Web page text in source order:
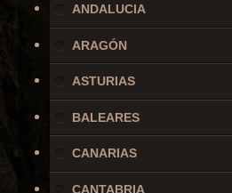
ANDALUCIA
ARAGÓN
ASTURIAS
BALEARES
CANARIAS
CANTABRIA